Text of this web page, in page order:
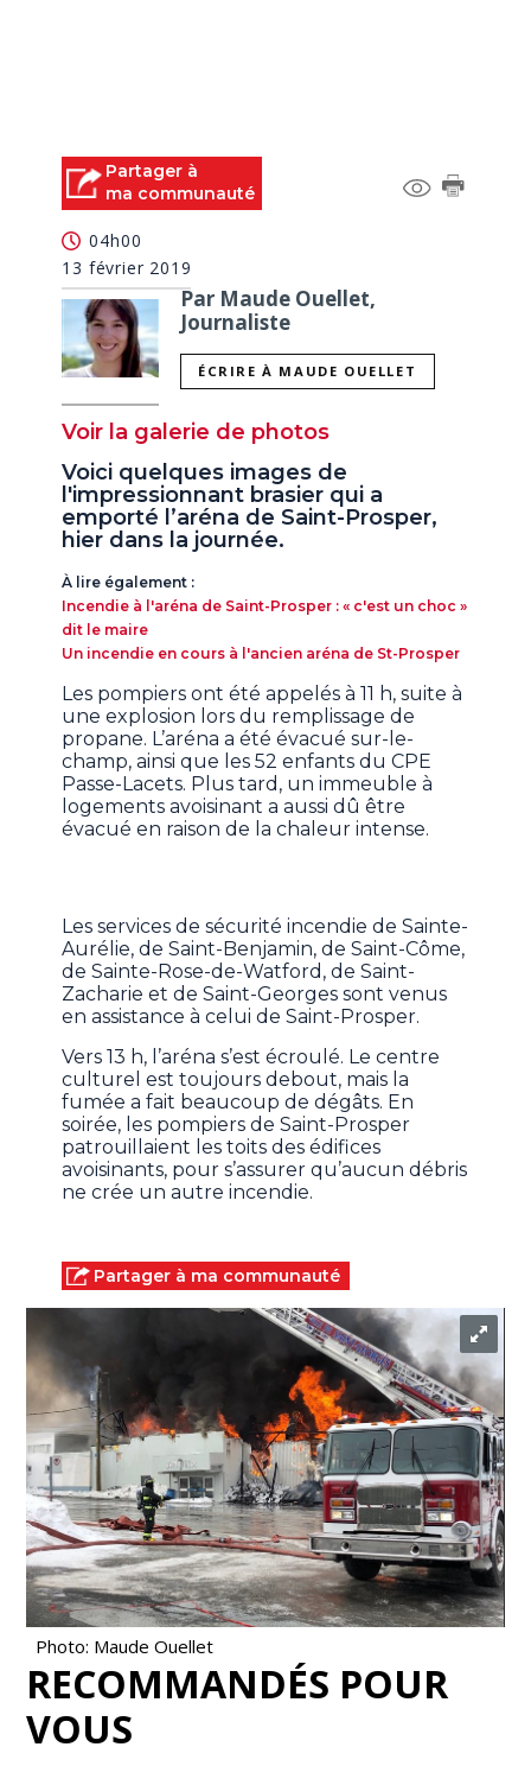
Partager à
ma communauté
04h00
13 février 2019
Par Maude Ouellet,
Journaliste
ÉCRIRE À MAUDE OUELLET
Voir la galerie de photos
Voici quelques images de
l'impressionnant brasier qui a
emporté l’aréna de Saint-Prosper,
hier dans la journée.
À lire également :
Incendie à l'aréna de Saint-Prosper : « c'est un choc »
dit le maire
Un incendie en cours à l'ancien aréna de St-Prosper
Les pompiers ont été appelés à 11 h, suite à
une explosion lors du remplissage de
propane. L’aréna a été évacué sur-le-
champ, ainsi que les 52 enfants du CPE
Passe-Lacets. Plus tard, un immeuble à
logements avoisinant a aussi dû être
évacué en raison de la chaleur intense.
Les services de sécurité incendie de Sainte-
Aurélie, de Saint-Benjamin, de Saint-Côme,
de Sainte-Rose-de-Watford, de Saint-
Zacharie et de Saint-Georges sont venus
en assistance à celui de Saint-Prosper.
Vers 13 h, l’aréna s’est écroulé. Le centre
culturel est toujours debout, mais la
fumée a fait beaucoup de dégâts. En
soirée, les pompiers de Saint-Prosper
patrouillaient les toits des édifices
avoisinants, pour s’assurer qu’aucun débris
ne crée un autre incendie.
Partager à ma communauté
Photo: Maude Ouellet
RECOMMANDÉS POUR
VOUS